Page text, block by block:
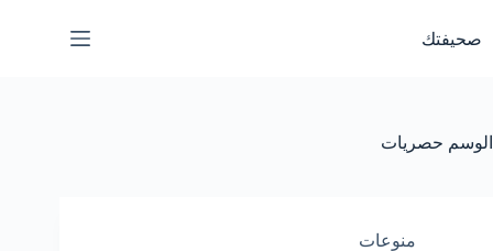
المحتوى
صحيفتك
الوسم حصريات
منوعات